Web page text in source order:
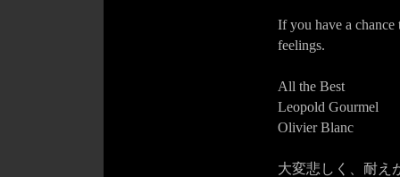
If you have a chance
feelings.
All the Best
Leopold Gourmel
Olivier Blanc
大変悲しく、耐え